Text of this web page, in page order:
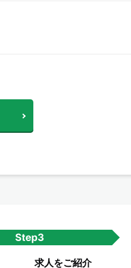
求人をご紹介